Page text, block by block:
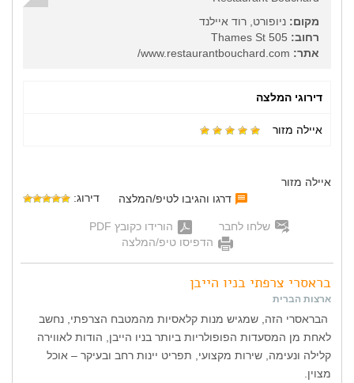
מקום: ניופורט, רוד איילנד
רחוב:
אתר:
דירוגי המלצה
איילה מזור
איילה מזור
דרגו והגיבו לטיפ/המלצה
דירוג:
שלחו לחבר
הורידו כקובץ PDF
הדפיסו טיפ/המלצה
בראסרי צרפתי בניו הייבן
ארצות הברית
הבראסרי הזה, שמגיש מנות קלאסיות מהמטבח הצרפתי, נחשב
לאחת מן המסעדות הפופולריות ביותר בניו הייבן, הודות לאווירה
קלילה ונעימה, שירות מקצועי, תפריט יינות רחב ובעיקר – אוכל
מצוין.